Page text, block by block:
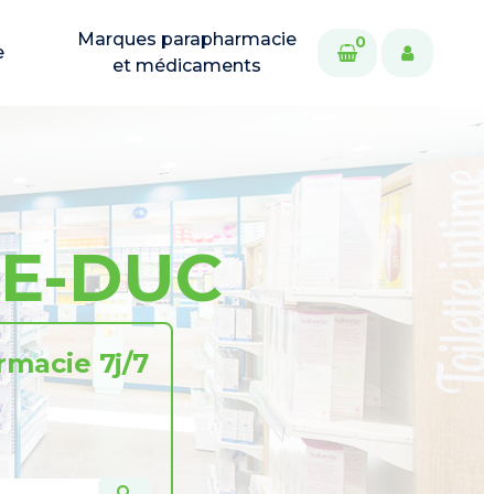
Marques parapharmacie
et médicaments
0
DUC
7j/7